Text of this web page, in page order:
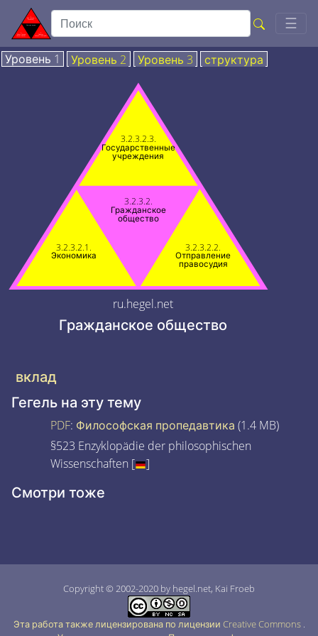
☰
Уровень 1 Уровень 2 Уровень 3 структура
3.2.3.2.
Гражданское
общество
3.2.3.2.1.
Экономика
3.2.3.2.2.
Отправление
правосудия
3.2.3.2.3.
Государственные
учреждения
ru.hegel.net
Гражданское общество
вклад
Гегель на эту тему
PDF: Философская пропедавтика (1.4 MB)
§523 Enzyklopädie der philosophischen
Wissenschaften [
]
Смотри тоже
Copyright © 2002-2020 by hegel.net, Kai Froeb
Эта работа также лицензирована по лицензии Creative Commons .